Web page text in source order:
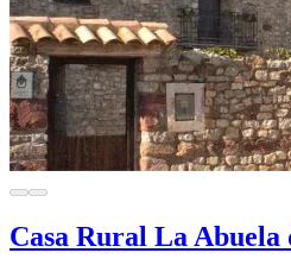
Casa Rural La Abuela